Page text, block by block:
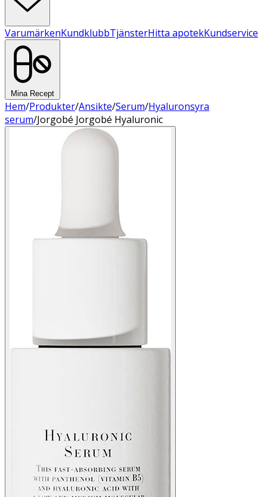
VarumärkenKundklubbTjänsterHitta apotekKundservice
Mina Recept
Hem/Produkter/Ansikte/Serum/Hyaluronsyra
serum/Jorgobé Jorgobé Hyaluronic